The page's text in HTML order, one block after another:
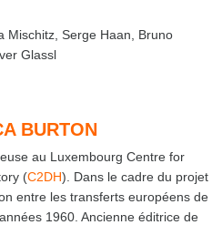
Mischitz, Serge Haan, Bruno
Glassl
BURTON
au Luxembourg Centre for
(C2DH). Dans le cadre du projet
entre les transferts européens de
1960. Ancienne éditrice de